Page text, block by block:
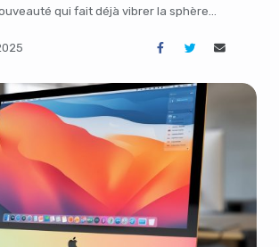
qui fait déjà vibrer la sphère
sur leur site, ce laptop
[…]